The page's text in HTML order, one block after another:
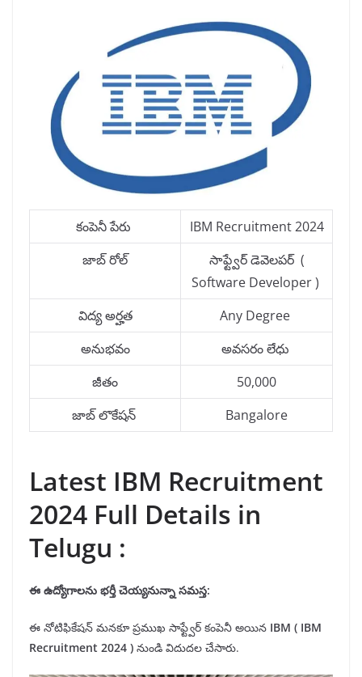
కంపెనీ పేరు
IBM Recruitment 2024
జాబ్ రోల్
సాఫ్ట్వేర్ డెవెలపర్ (
Software Developer )
విద్య అర్హత
Any Degree
అనుభవం
అవసరం లేధు
జీతం
50,000
జాబ్ లొకేషన్
Bangalore
Latest IBM Recruitment
2024 Full Details in
Telugu :
ఈ ఉద్యోగాలను భర్తీ చెయ్యనున్నా సమస్త:
ఈ నోటిఫికేషన్ మనకూ ప్రముఖ సాఫ్ట్వేర్ కంపెనీ అయిన IBM ( IBM
Recruitment 2024 ) నుండి విదుదల చేసారు.